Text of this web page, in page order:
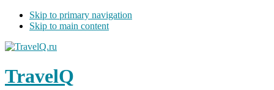
Skip to primary navigation
Skip to main content
TravelQ